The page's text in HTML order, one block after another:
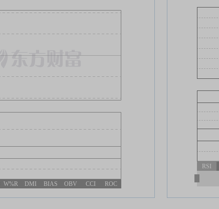
W%R DMI BIAS OBV CCI ROC
RSI